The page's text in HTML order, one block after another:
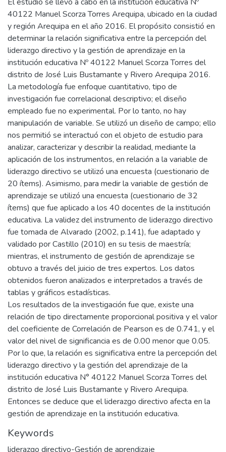
40122 Manuel Scorza Torres Arequipa, ubicado en la ciudad
y región Arequipa en el año 2016. El propósito consistió en
determinar la relación significativa entre la percepción del
liderazgo directivo y la gestión de aprendizaje en la
institución educativa Nº 40122 Manuel Scorza Torres del
distrito de José Luis Bustamante y Rivero Arequipa 2016.
La metodología fue enfoque cuantitativo, tipo de
investigación fue correlacional descriptivo; el diseño
empleado fue no experimental. Por lo tanto, no hay
manipulación de variable. Se utilizó un diseño de campo; ello
nos permitió se interactuó con el objeto de estudio para
analizar, caracterizar y describir la realidad, mediante la
aplicación de los instrumentos, en relación a la variable de
liderazgo directivo se utilizó una encuesta (cuestionario de
20 ítems). Asimismo, para medir la variable de gestión de
aprendizaje se utilizó una encuesta (cuestionario de 32
ítems) que fue aplicado a los 40 docentes de la institución
educativa. La validez del instrumento de liderazgo directivo
fue tomada de Alvarado (2002, p.141), fue adaptado y
validado por Castillo (2010) en su tesis de maestría;
mientras, el instrumento de gestión de aprendizaje se
obtuvo a través del juicio de tres expertos. Los datos
obtenidos fueron analizados e interpretados a través de
tablas y gráficos estadísticas.
Los resultados de la investigación fue que, existe una
relación de tipo directamente proporcional positiva y el valor
del coeficiente de Correlación de Pearson es de 0.741, y el
valor del nivel de significancia es de 0.00 menor que 0.05.
Por lo que, la relación es significativa entre la percepción del
liderazgo directivo y la gestión del aprendizaje de la
institución educativa N° 40122 Manuel Scorza Torres del
distrito de José Luis Bustamante y Rivero Arequipa.
Entonces se deduce que el liderazgo directivo afecta en la
gestión de aprendizaje en la institución educativa.
Keywords
liderazgo directivo-Gestión de aprendizaje